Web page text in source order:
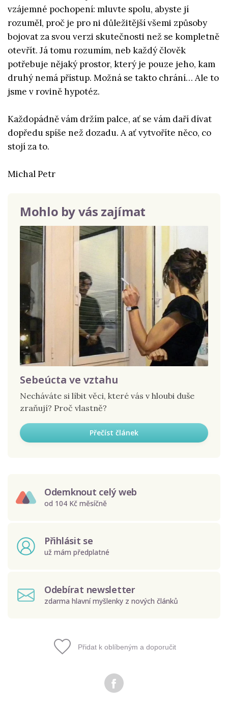
vzájemné pochopení: mluvte spolu, abyste jí
rozuměl, proč je pro ni důležitější všemi způsoby
bojovat za svou verzi skutečnosti než se kompletně
otevřít. Já tomu rozumím, neb každý člověk
potřebuje nějaký prostor, který je pouze jeho, kam
druhý nemá přístup. Možná se takto chrání… Ale to
jsme v rovině hypotéz.
Každopádně vám držím palce, ať se vám daří dívat
dopředu spíše než dozadu. A ať vytvoříte něco, co
stojí za to.
Michal Petr
Mohlo by vás zajímat
Sebeúcta ve vztahu
Necháváte si líbit věci, které vás v hloubi duše
zraňují? Proč vlastně?
Přečíst článek
Odemknout celý web
od 104 Kč měsíčně
Přihlásit se
už mám předplatné
Odebírat newsletter
zdarma hlavní myšlenky z nových článků
Odeslat
Přidat k oblíbeným a doporučit